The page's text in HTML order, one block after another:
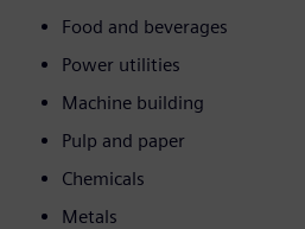
Food and beverages
Power utilities
Machine building
Pulp and paper
Chemicals
Metals